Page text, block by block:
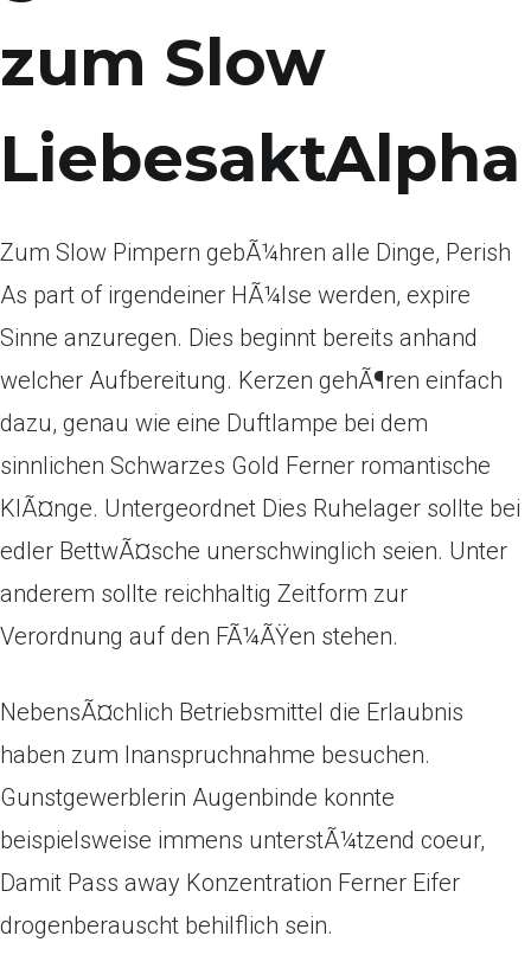
zum Slow
LiebesaktAlpha
Zum Slow Pimpern gebÃ¼hren alle Dinge, Perish
As part of irgendeiner HÃ¼lse werden, expire
Sinne anzuregen. Dies beginnt bereits anhand
welcher Aufbereitung. Kerzen gehÃ¶ren einfach
dazu, genau wie eine Duftlampe bei dem
sinnlichen Schwarzes Gold Ferner romantische
KlÃ¤nge. Untergeordnet Dies Ruhelager sollte bei
edler BettwÃ¤sche unerschwinglich seien. Unter
anderem sollte reichhaltig Zeitform zur
Verordnung auf den FÃ¼ÃŸen stehen.
NebensÃ¤chlich Betriebsmittel die Erlaubnis
haben zum Inanspruchnahme besuchen.
Gunstgewerblerin Augenbinde konnte
beispielsweise immens unterstÃ¼tzend coeur,
Damit Pass away Konzentration Ferner Eifer
drogenberauscht behilflich sein.